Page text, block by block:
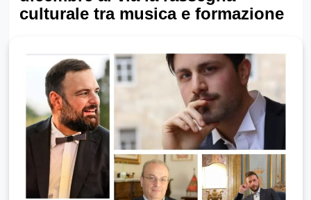
culturale tra musica e formazione